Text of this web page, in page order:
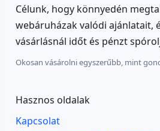
Célunk, hogy könnyedén
webáruházak valódi ajánlatait,
vásárlásnál időt és pénzt
Okosan vásárolni egyszerűbb, mint
Hasznos oldalak
Kapcsolat